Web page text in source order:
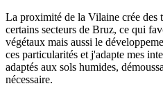
La proximité de la Vilaine crée des
certains secteurs de Bruz, ce qui
végétaux mais aussi le
ces particularités et j'adapte mes
adaptés aux sols humides,
nécessaire.